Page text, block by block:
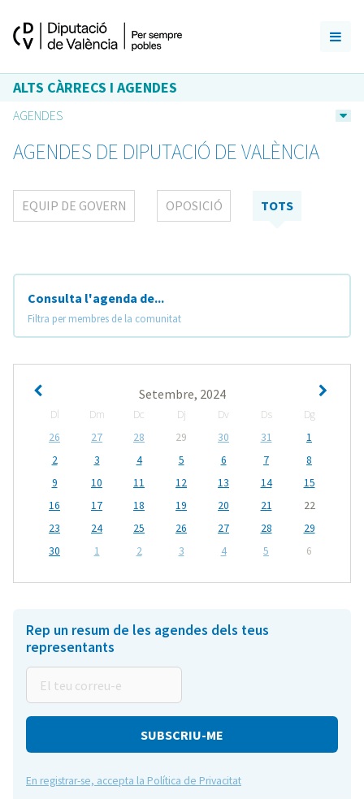
ALTS CÀRRECS I AGENDES
AGENDES
AGENDES DE DIPUTACIÓ DE VALÈNCIA
EQUIP DE GOVERN OPOSICIÓ TOTS
Consulta l'agenda de...
Filtra per membres de la comunitat
Setembre, 2024
Dl Dm Dc Dj Dv Ds
Dg
26
27 28 29 30 31
1
2
3 4 5 6 7
8
9
10 11 12 13 14
15
16
17 18 19 20 21
22
23
24 25 26 27 28
29
30
1 2 3 4 5 6
Rep un resum de les agendes dels teus
representants
teu
correu-
En registrar-se, accepta la Política de Privacitat